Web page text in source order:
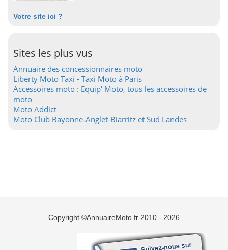
Votre site ici ?
Sites les plus vus
Annuaire des concessionnaires moto
Liberty Moto Taxi - Taxi Moto à Paris
Accessoires moto : Equip' Moto, tous les accessoires de
moto
Moto Addict
Moto Club Bayonne-Anglet-Biarritz et Sud Landes
Copyright ©AnnuaireMoto.fr 2010 - 2026